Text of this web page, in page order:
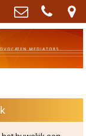
Schönhagen
mediators